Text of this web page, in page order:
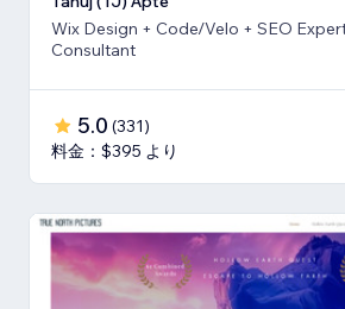
Wix Design + Code/Velo + SEO
Consultant
5.0 (331)
料金：$395 より